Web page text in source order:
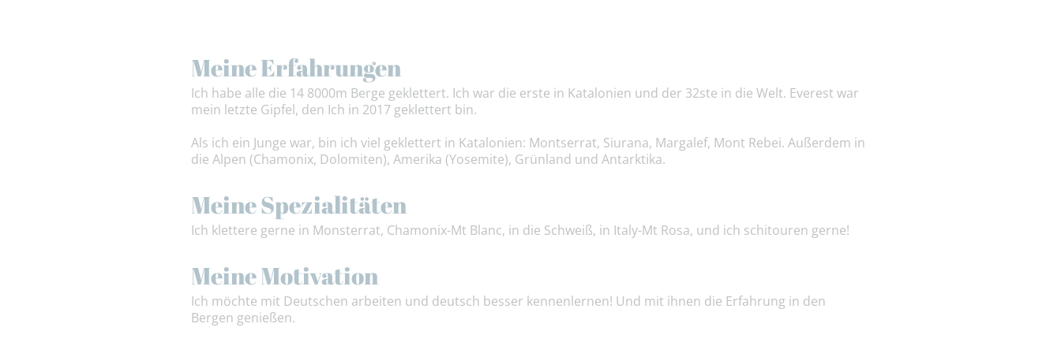
Meine Erfahrungen
Ich habe alle die 14 8000m Berge geklettert. Ich war die erste in Katalonien und der 32ste in die Welt. Everest war
mein letzte Gipfel, den Ich in 2017 geklettert bin.
Als ich ein Junge war, bin ich viel geklettert in Katalonien: Montserrat, Siurana, Margalef, Mont Rebei. Außerdem in
die Alpen (Chamonix, Dolomiten), Amerika (Yosemite), Grünland und Antarktika.
Meine Spezialitäten
Ich klettere gerne in Monsterrat, Chamonix-Mt Blanc, in die Schweiß, in Italy-Mt Rosa, und ich schitouren gerne!
Meine Motivation
Ich möchte mit Deutschen arbeiten und deutsch besser kennenlernen! Und mit ihnen die Erfahrung in den
Bergen genießen.